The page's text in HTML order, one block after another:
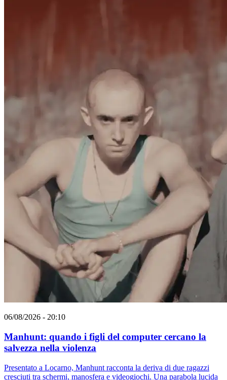
06/08/2026 - 20:10
Manhunt: quando i figli del computer cercano la
salvezza nella violenza
Presentato a Locarno, Manhunt racconta la deriva di due ragazzi
cresciuti tra schermi, manosfera e videogiochi. Una parabola lucida